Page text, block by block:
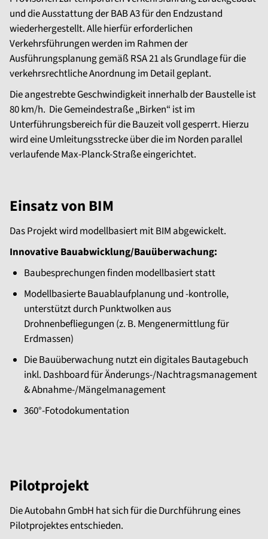
und die Ausstattung der BAB A3 für den Endzustand
wiederhergestellt. Alle hierfür erforderlichen
Verkehrsführungen werden im Rahmen der
Ausführungsplanung gemäß RSA 21 als Grundlage für die
verkehrsrechtliche Anordnung im Detail geplant.
Die angestrebte Geschwindigkeit innerhalb der Baustelle ist
80 km/h. Die Gemeindestraße „Birken“ ist im
Unterführungsbereich für die Bauzeit voll gesperrt. Hierzu
wird eine Umleitungsstrecke über die im Norden parallel
verlaufende Max-Planck-Straße eingerichtet.
Einsatz von BIM
Das Projekt wird modellbasiert mit BIM abgewickelt.
Innovative Bauabwicklung/Bauüberwachung:
Baubesprechungen finden modellbasiert statt
Modellbasierte Bauablaufplanung und -kontrolle,
unterstützt durch Punktwolken aus
Drohnenbefliegungen (z. B. Mengenermittlung für
Erdmassen)
Die Bauüberwachung nutzt ein digitales Bautagebuch
inkl. Dashboard für Änderungs-/Nachtragsmanagement
& Abnahme-/Mängelmanagement
360°-Fotodokumentation
Pilotprojekt
Die Autobahn GmbH hat sich für die Durchführung eines
Pilotprojektes entschieden.